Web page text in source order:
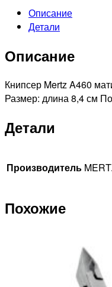
Описание
Детали
Описание
Книпсер Mertz A460
Размер: длина 8,4 см
Детали
Производитель
Похожие